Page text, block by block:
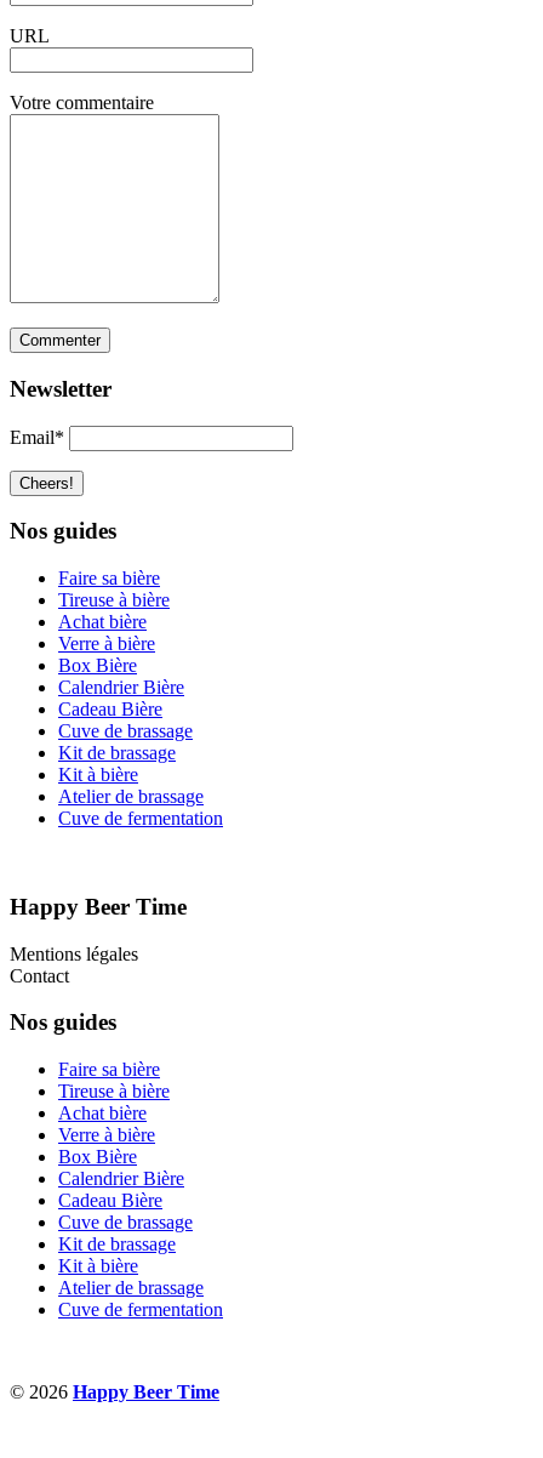
URL
Votre commentaire
Newsletter
Email*
Nos guides
Faire sa bière
Tireuse à bière
Achat bière
Verre à bière
Box Bière
Calendrier Bière
Cadeau Bière
Cuve de brassage
Kit de brassage
Kit à bière
Atelier de brassage
Cuve de fermentation
Happy Beer Time
Mentions légales
Contact
Nos guides
Faire sa bière
Tireuse à bière
Achat bière
Verre à bière
Box Bière
Calendrier Bière
Cadeau Bière
Cuve de brassage
Kit de brassage
Kit à bière
Atelier de brassage
Cuve de fermentation
© 2026 Happy Beer Time